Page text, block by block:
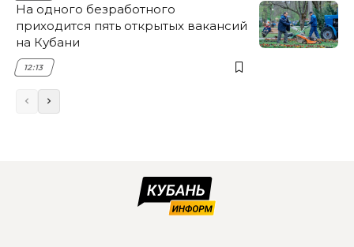
На одного безработного
приходится пять открытых вакансий
на Кубани
12:13